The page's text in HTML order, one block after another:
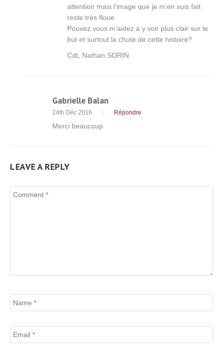
attention mais l’image que je m’en suis fait
reste très floue.
Pouvez vous m’aidez a y voir plus clair sur le
but et surtout la chute de cette histoire?
Cdt, Nathan SORIN.
Gabrielle Balan
24th Déc 2016 Répondre
Merci beaucoup
LEAVE A REPLY